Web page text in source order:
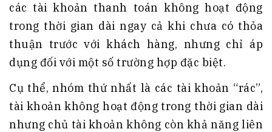
các tài khoản thanh toán không hoạt động
trong thời gian dài ngay cả khi chưa có thỏa
thuận trước với khách hàng, nhưng chỉ áp
dụng đối với một số trường hợp đặc biệt.
Cụ thể, nhóm thứ nhất là các tài khoản “rác”,
tài khoản không hoạt động trong thời gian dài
nhưng chủ tài khoản không còn khả năng liên